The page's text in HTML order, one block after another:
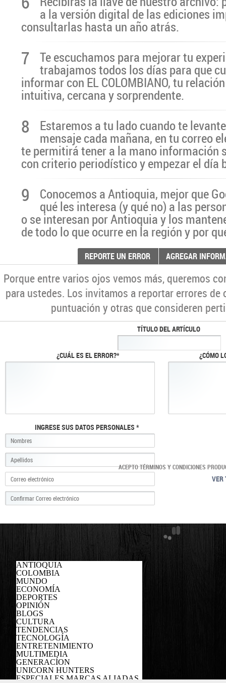
a la versión digital de las ediciones
consultarlas hasta un año atrás.
7 Te escuchamos para mejorar tu
trabajamos todos los días para que
informar con EL COLOMBIANO, tu
intuitiva, cercana y sorprendente.
8 Estaremos a tu lado cuando te
mensaje cada mañana, en tu correo
te permitirá tener a la mano información
con criterio periodístico y empezar el día
9 Conocemos a Antioquia, mejor que
qué les interesa (y qué no) a las
o se interesan por Antioquia y los
de todo lo que ocurre en la región y por
REPORTE UN ERROR AGREGAR
Porque entre varios ojos vemos más, queremos
para ustedes. Los invitamos a reportar errores
puntuación y otras que consideren
TÍTULO DEL ARTÍCULO
¿CUÁL ES EL ERROR?* ¿CÓMO
INGRESE SUS DATOS PERSONALES *
ACEPTO TÉRMINOS Y CONDICIONES
VER
ANTIOQUIA
COLOMBIA
MUNDO
ECONOMÍA
DEPORTES
OPINIÓN
BLOGS
CULTURA
TENDENCIAS
TECNOLOGÍA
ENTRETENIMIENTO
MULTIMEDIA
GENERACÍON
UNICORN HUNTERS
ESPECIALES MARCAS ALIADAS